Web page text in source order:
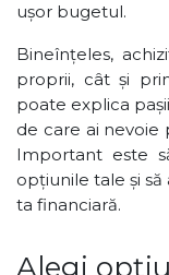
ușor bugetul.
Bineînțeles,
proprii, cât și
poate explica
de care ai
Important este
opțiunile tale și
ta financiară.
Alegi